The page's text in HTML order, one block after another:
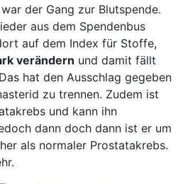
der Gang zur Blutspende.
aus dem Spendenbus
auf dem Index für Stoffe,
verändern und damit fällt
hat den Ausschlag gegeben
zu trennen. Zudem ist
und kann ihn
dann doch dann ist er um
als normaler Prostatakrebs.